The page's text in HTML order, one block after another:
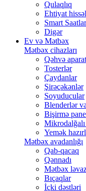
Qulaqlıq
Ehtiyat
Smart Saatlar
Digər
Ev və Mətbəx
Mətbəx cihazları
Qəhvə
Tosterlər
Çaydanlar
Şirəçəkənlər
Soyuducular
Blenderlər
Bişirmə
Yemək
Mətbəx avadanlığı
Qab-qacaq
Qənnadı
Mətbəx
Bıçaqlar
İçki dəstləri